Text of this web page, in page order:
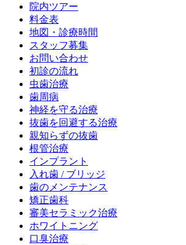
院内ツアー
料金表
地図・診療時間
スタッフ募集
お問い合わせ
初診の流れ
虫歯治療
歯周病
神経を守る治療
抜歯を回避する治療
親知らずの抜歯
根管治療
インプラント
入れ歯 / ブリッジ
歯のメンテナンス
矯正歯科
審美セラミック治療
ホワイトニング
口臭治療